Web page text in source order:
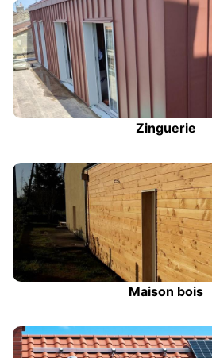
Zinguerie
Maison bois